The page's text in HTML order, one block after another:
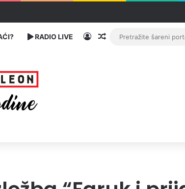
Srebrenica
RADIO LIVE PrijavaRandom članak